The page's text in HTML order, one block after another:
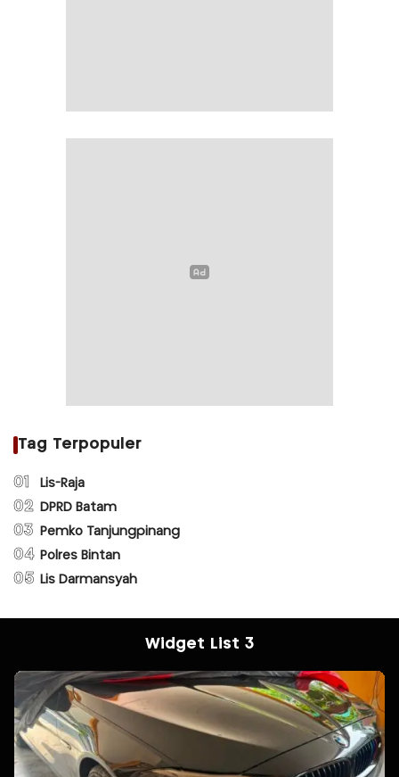
Tag Terpopuler
01 Lis-Raja
02 DPRD Batam
03 Pemko Tanjungpinang
04 Polres Bintan
05 Lis Darmansyah
Widget List 3